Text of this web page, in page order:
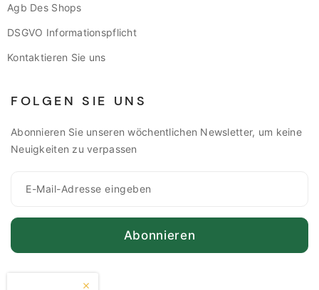
Agb Des Shops
DSGVO Informationspflicht
Kontaktieren Sie uns
FOLGEN SIE UNS
Abonnieren Sie unseren wöchentlichen Newsletter, um keine
Neuigkeiten zu verpassen
Abonnieren